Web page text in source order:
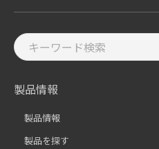
製品情報
製品情報
製品を探す